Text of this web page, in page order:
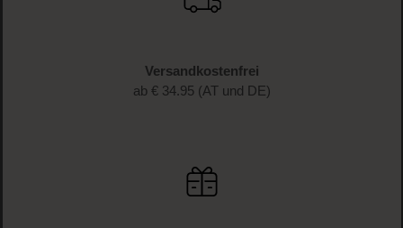
Versandkostenfrei
ab € 34.95 (AT und DE)